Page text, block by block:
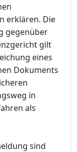
erklären. Die
gegenüber
gilt
eines
Dokuments
in
als
sind